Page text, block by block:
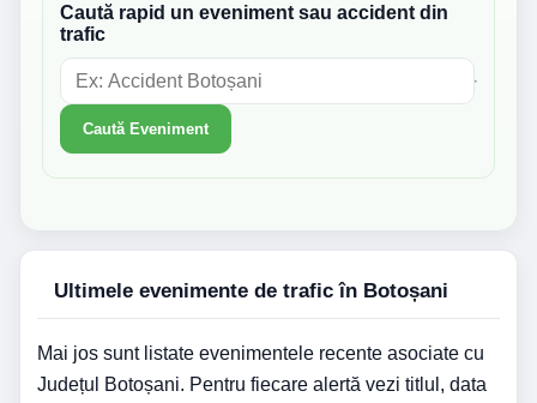
Caută rapid un eveniment sau accident din
trafic
Caută Eveniment
Ultimele evenimente de trafic în Botoșani
Mai jos sunt listate evenimentele recente asociate cu
Județul Botoșani. Pentru fiecare alertă vezi titlul, data